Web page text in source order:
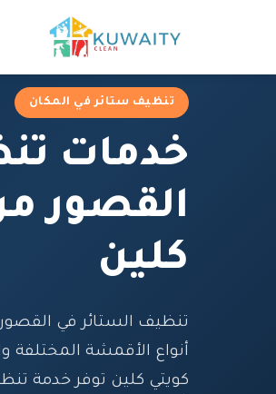
تنظيف ستائر في المكان
خدمات
القصور
كلين
تنظيف الستائر في
أنواع الأقمشة المختلفة
كويتي كلين توفر خدمة